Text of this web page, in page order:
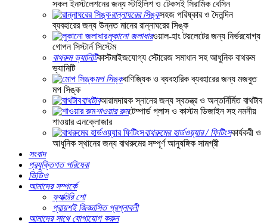
সকল ইনস্টলেশনের জন্য স্টাইলিশ ও টেকসই সিরামিক বেসিন
রান্নাঘরের সিঙ্কসহজ পরিষ্কার ও দৈনন্দিন
ব্যবহারের জন্য উন্নত মানের রান্নাঘরের সিঙ্ক
লুকানো জলাধারওয়াল-হাং টয়লেটের জন্য নির্ভরযোগ্য
গোপন সিস্টার্ন সিস্টেম
বাথরুম ভ্যানিটিকাস্টমাইজযোগ্য স্টোরেজ সমাধান সহ আধুনিক বাথরুম
ভ্যানিটি
মপ সিঙ্কবাণিজ্যিক ও ব্যবহারিক ব্যবহারের জন্য মজবুত
মপ সিঙ্ক
বাথটাবআরামদায়ক স্নানের জন্য স্বতন্ত্র ও অন্তর্নির্মিত বাথটাব
শাওয়ার রুমটেম্পার্ড গ্লাস ও কাস্টম ডিজাইন সহ নমনীয়
শাওয়ার এনক্লোজার
বাথরুমের হার্ডওয়্যার / ফিটিংসকার্যকরী ও
আধুনিক স্থানের জন্য বাথরুমের সম্পূর্ণ আনুষঙ্গিক সামগ্রী
সংবাদ
প্রযুক্তিগত পরিষেবা
ভিডিও
আমাদের সম্পর্কে
ফ্যাক্টরি শো
প্রায়শই জিজ্ঞাসিত প্রশ্নাবলী
আমাদের সাথে যোগাযোগ করুন